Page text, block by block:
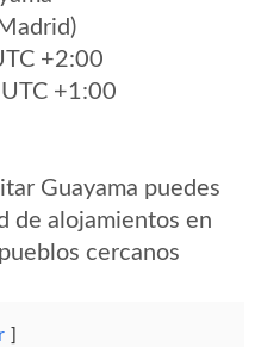
+2:00
+1:00
Guayama puedes
de alojamientos en
cercanos